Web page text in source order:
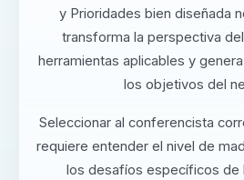
y Prioridades bien diseñada
transforma la perspectiva
herramientas aplicables y
los objetivos del
Seleccionar al conferencista
requiere entender el nivel de
los desafíos específicos de